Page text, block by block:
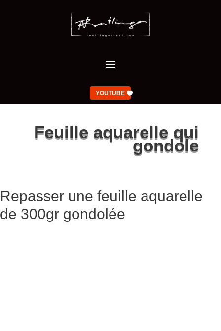
YOUTUBE
Feuille aquarelle qui
gondole
Repasser une feuille aquarelle
de 300gr gondolée